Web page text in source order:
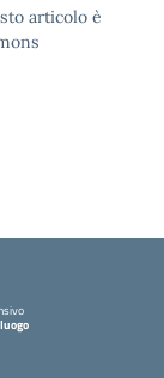
articolo è